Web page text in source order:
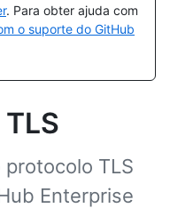
. Para obter ajuda com
o suporte do GitHub
TLS
Enterprise